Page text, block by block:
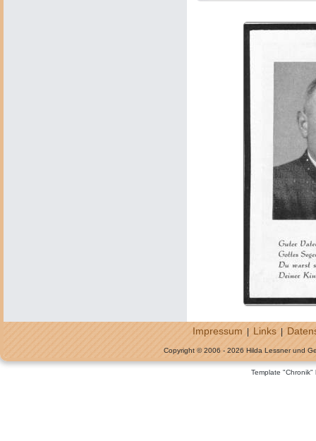
Impressum|Links|
Copyright © 2006 - 2026 Hilda Lessner und
Template